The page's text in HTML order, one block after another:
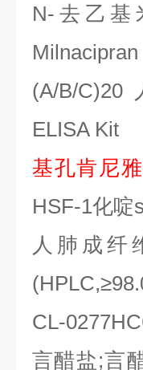
N- 去乙基
(A/B/C)20
ELISA Kit
基孔肯尼
HSF-1化啶
人肺成纤
(HPLC,≥
CL-
言醋盐;言